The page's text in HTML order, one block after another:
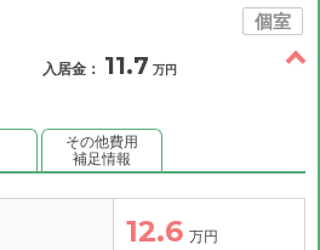
個室
入居金： 11.7 万円
その他費用
補足情報
12.6 万円